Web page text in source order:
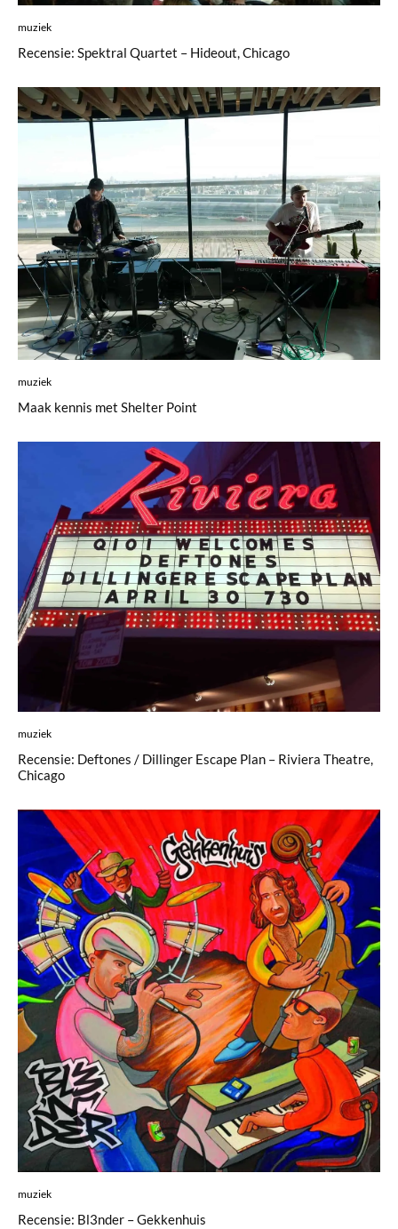
muziek
Recensie: Spektral Quartet – Hideout, Chicago
muziek
Maak kennis met Shelter Point
muziek
Recensie: Deftones / Dillinger Escape Plan – Riviera Theatre,
Chicago
muziek
Recensie: Bl3nder – Gekkenhuis